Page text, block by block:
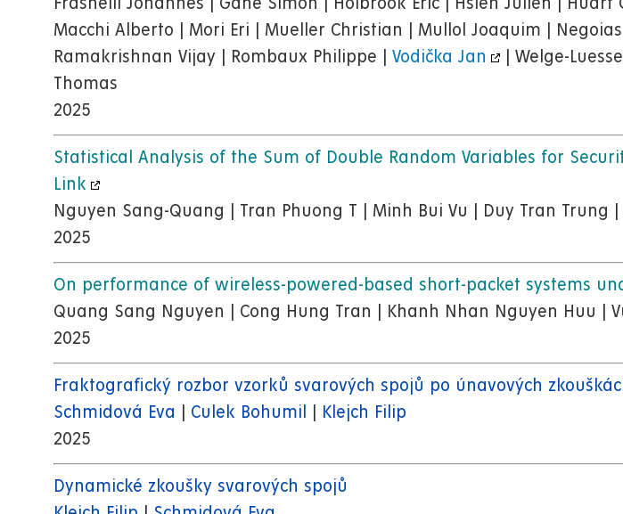
Frasnelli Johannes | Gane Simon | Holbrook Eric | Hsieh Julien |
Macchi Alberto | Mori Eri | Mueller Christian | Mullol Joaquim |
Ramakrishnan Vijay | Rombaux Philippe | Vodička Jan
| Welge-
Thomas
2025
Statistical Analysis of the Sum of Double Random Variables for
Link
Nguyen Sang-Quang | Tran Phuong T | Minh Bui Vu | Duy Tran Trung |
2025
On performance of wireless-powered-based short-packet systems
Quang Sang Nguyen | Cong Hung Tran | Khanh Nhan Nguyen Huu |
2025
Fraktografický rozbor vzorků svarových spojů po únavových
Schmidová Eva
Culek Bohumil
Klejch Filip
2025
Dynamické zkoušky svarových spojů